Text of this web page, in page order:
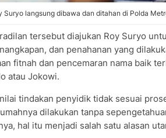
Suryo langsung dibawa dan ditahan di Polda
tersebut diajukan Roy Suryo
dan penahanan yang
fitnah dan pencemaran nama baik
atau Jokowi.
tindakan penyidik tidak sesuai
dilakukan tanpa
hal itu menjadi salah satu alasan